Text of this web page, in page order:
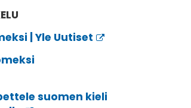
| Yle Uutiset
suomen kieli